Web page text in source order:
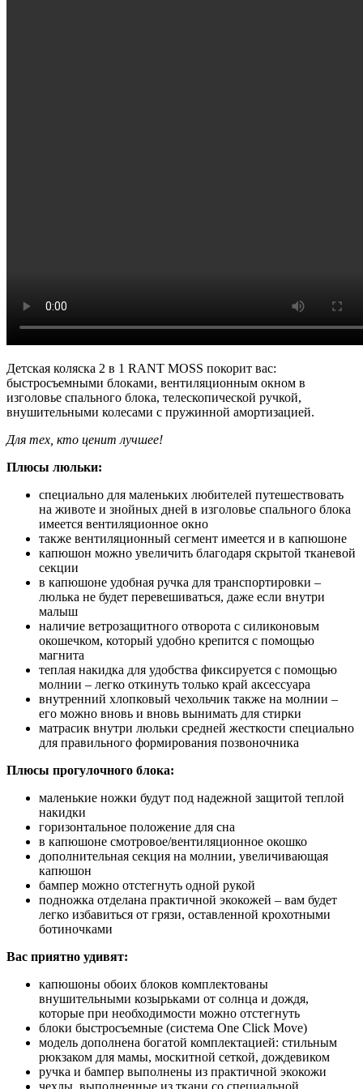
Детская коляска 2 в 1 RANT MOSS покорит вас:
быстросъемными блоками, вентиляционным окном в
изголовье спального блока, телескопической ручкой,
внушительными колесами с пружинной амортизацией.
Для тех, кто ценит лучшее!
Плюсы люльки:
специально для маленьких любителей путешествовать
на животе и знойных дней в изголовье спального блока
имеется вентиляционное окно
также вентиляционный сегмент имеется и в капюшоне
капюшон можно увеличить благодаря скрытой тканевой
секции
в капюшоне удобная ручка для транспортировки –
люлька не будет перевешиваться, даже если внутри
малыш
наличие ветрозащитного отворота с силиконовым
окошечком, который удобно крепится с помощью
магнита
теплая накидка для удобства фиксируется с помощью
молнии – легко откинуть только край аксессуара
внутренний хлопковый чехольчик также на молнии –
его можно вновь и вновь вынимать для стирки
матрасик внутри люльки средней жесткости специально
для правильного формирования позвоночника
Плюсы прогулочного блока:
маленькие ножки будут под надежной защитой теплой
накидки
горизонтальное положение для сна
в капюшоне смотровое/вентиляционное окошко
дополнительная секция на молнии, увеличивающая
капюшон
бампер можно отстегнуть одной рукой
подножка отделана практичной экокожей – вам будет
легко избавиться от грязи, оставленной крохотными
ботиночками
Вас приятно удивят:
капюшоны обоих блоков комплектованы
внушительными козырьками от солнца и дождя,
которые при необходимости можно отстегнуть
блоки быстросъемные (система One Click Move)
модель дополнена богатой комплектацией: стильным
рюкзаком для мамы, москитной сеткой, дождевиком
ручка и бампер выполнены из практичной экокожи